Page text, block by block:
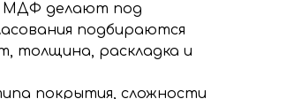
МДФ делают под
подбираются
толщина, раскладка и
покрытия, сложности